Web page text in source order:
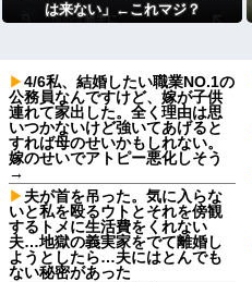
は来ない」←これマジ？
4/6私、結婚したい職業NO.1の
公務員なんですけど、嫁が子供
連れて家出した。全く理由は思
いつかないけど強いてあげると
すれば母のせいかもしれない。
嫁のせいでアトピー悪化しそう
→
夫が首を吊った。気に入らな
いと私を殴るウトとそれを傍観
するトメに生活費をくれない
夫…地獄の義実家をでて離婚し
ようとしたら…夫にはとんでも
ない秘密があった